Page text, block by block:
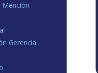
Mención
Gerencia